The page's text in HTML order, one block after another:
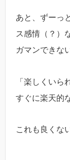
あと、ずーっ
ス感情（？）
ガマンできな
「楽しくいら
すぐに楽天的
これも良くな